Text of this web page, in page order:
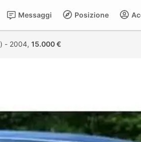
Posizione
Messaggi
- 2004, 15.000 €